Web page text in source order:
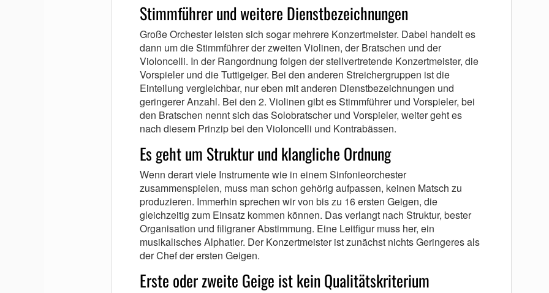
Stimmführer und weitere Dienstbezeichnungen
Große Orchester leisten sich sogar mehrere Konzertmeister. Dabei handelt es
dann um die Stimmführer der zweiten Violinen, der Bratschen und der
Violoncelli. In der Rangordnung folgen der stellvertretende Konzertmeister, die
Vorspieler und die Tuttigeiger. Bei den anderen Streichergruppen ist die
Einteilung vergleichbar, nur eben mit anderen Dienstbezeichnungen und
geringerer Anzahl. Bei den 2. Violinen gibt es Stimmführer und Vorspieler, bei
den Bratschen nennt sich das Solobratscher und Vorspieler, weiter geht es
nach diesem Prinzip bei den Violoncelli und Kontrabässen.
Es geht um Struktur und klangliche Ordnung
Wenn derart viele Instrumente wie in einem Sinfonieorchester
zusammenspielen, muss man schon gehörig aufpassen, keinen Matsch zu
produzieren. Immerhin sprechen wir von bis zu 16 ersten Geigen, die
gleichzeitig zum Einsatz kommen können. Das verlangt nach Struktur, bester
Organisation und filigraner Abstimmung. Eine Leitfigur muss her, ein
musikalisches Alphatier. Der Konzertmeister ist zunächst nichts Geringeres als
der Chef der ersten Geigen.
Erste oder zweite Geige ist kein Qualitätskriterium